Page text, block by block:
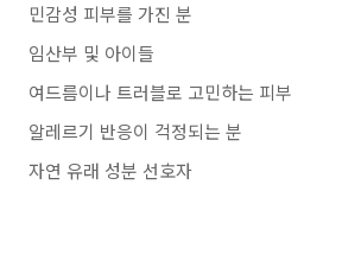
민감성 피부를 가진 분
임산부 및 아이들
여드름이나 트러블로 고민하는 피부
알레르기 반응이 걱정되는 분
자연 유래 성분 선호자